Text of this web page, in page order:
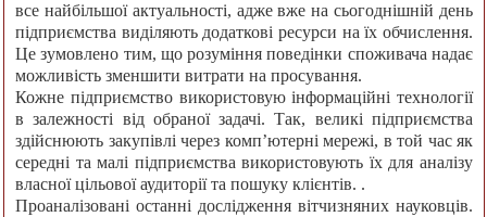
все найбільшої актуальності, адже вже на сьогоднішній день
підприємства виділяють додаткові ресурси на їх обчислення.
Це зумовлено тим, що розуміння поведінки споживача надає
можливість зменшити витрати на просування.
Кожне підприємство використовую інформаційні технології
в залежності від обраної задачі. Так, великі підприємства
здійснюють закупівлі через комп’ютерні мережі, в той час як
середні та малі підприємства використовують їх для аналізу
власної цільової аудиторії та пошуку клієнтів. .
Проаналізовані останні дослідження вітчизняних науковців.